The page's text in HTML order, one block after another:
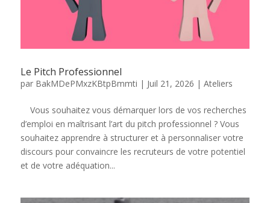
Le Pitch Professionnel
par BakMDePMxzKBtpBmmti | Juil 21, 2026 | Ateliers
Vous souhaitez vous démarquer lors de vos recherches
d’emploi en maîtrisant l’art du pitch professionnel ? Vous
souhaitez apprendre à structurer et à personnaliser votre
discours pour convaincre les recruteurs de votre potentiel
et de votre adéquation...